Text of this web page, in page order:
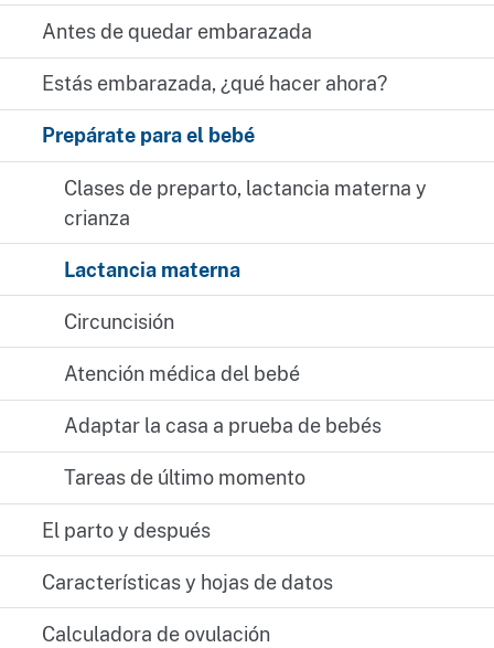
Antes de quedar embarazada
Estás embarazada, ¿qué hacer ahora?
Prepárate para el bebé
Clases de preparto, lactancia materna y
crianza
Lactancia materna
Circuncisión
Atención médica del bebé
Adaptar la casa a prueba de bebés
Tareas de último momento
El parto y después
Características y hojas de datos
Calculadora de ovulación